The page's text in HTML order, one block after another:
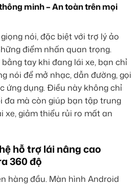
minh – An toàn trên mọi
nói, đặc biệt với trợ lý ảo
điểm nhấn quan trọng.
tay khi đang lái xe, bạn chỉ
nói để mở nhạc, dẫn đường, gọi
ứng dụng. Điều này không chỉ
đa mà còn giúp bạn tập trung
xe, giảm thiểu rủi ro mất an
hỗ trợ lái nâng cao
360 độ
hàng đầu. Màn hình Android